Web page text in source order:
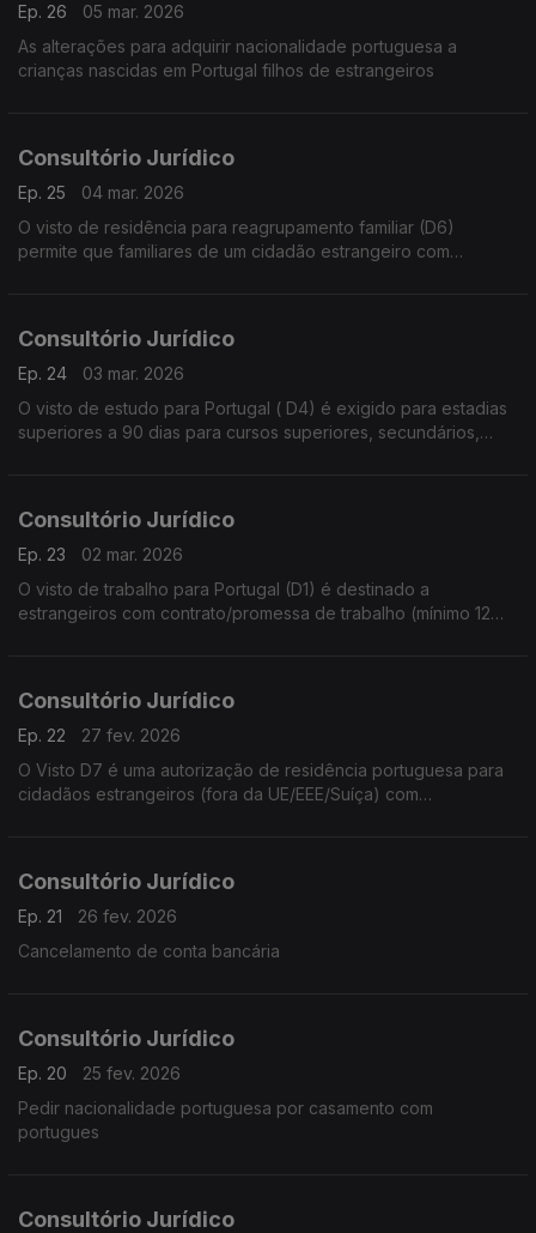
Ep. 26
05 mar. 2026
As alterações para adquirir nacionalidade portuguesa a
crianças nascidas em Portugal filhos de estrangeiros
Consultório Jurídico
Ep. 25
04 mar. 2026
O visto de residência para reagrupamento familiar (D6)
permite que familiares de um cidadão estrangeiro com
Consultório Jurídico
Ep. 24
03 mar. 2026
O visto de estudo para Portugal ( D4) é exigido para estadias
superiores a 90 dias para cursos superiores, secundários,
Consultório Jurídico
Ep. 23
02 mar. 2026
O visto de trabalho para Portugal (D1) é destinado a
estrangeiros com contrato/promessa de trabalho (mínimo 12
Consultório Jurídico
Ep. 22
27 fev. 2026
O Visto D7 é uma autorização de residência portuguesa para
cidadãos estrangeiros (fora da UE/EEE/Suíça) com
Consultório Jurídico
Ep. 21
26 fev. 2026
Cancelamento de conta bancária
Consultório Jurídico
Ep. 20
25 fev. 2026
Pedir nacionalidade portuguesa por casamento com
portugues
Consultório Jurídico